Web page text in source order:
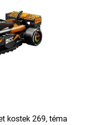
kostek 269, téma